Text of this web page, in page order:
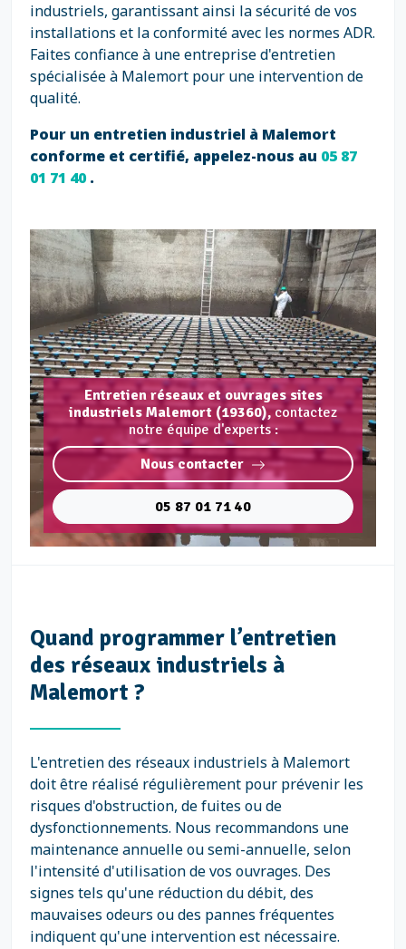
industriels, garantissant ainsi la sécurité de vos
installations et la conformité avec les normes ADR.
Faites confiance à une entreprise d'entretien
spécialisée à Malemort pour une intervention de
qualité.
Pour un entretien industriel à Malemort
conforme et certifié, appelez-nous au 05 87
01 71 40.
Entretien réseaux et ouvrages sites
industriels Malemort (19360),contactez
notre équipe d'experts :
Nous contacter
05 87 01 71 40
Quand programmer l’entretien
des réseaux industriels à
Malemort ?
L'entretien des réseaux industriels à Malemort
doit être réalisé régulièrement pour prévenir les
risques d'obstruction, de fuites ou de
dysfonctionnements. Nous recommandons une
maintenance annuelle ou semi-annuelle, selon
l'intensité d'utilisation de vos ouvrages. Des
signes tels qu'une réduction du débit, des
mauvaises odeurs ou des pannes fréquentes
indiquent qu'une intervention est nécessaire.